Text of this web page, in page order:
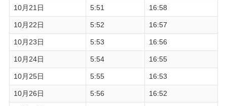
10月21日 5:51 16:58
10月22日 5:52 16:57
10月23日 5:53 16:56
10月24日 5:54 16:55
10月25日 5:55 16:53
10月26日 5:56 16:52